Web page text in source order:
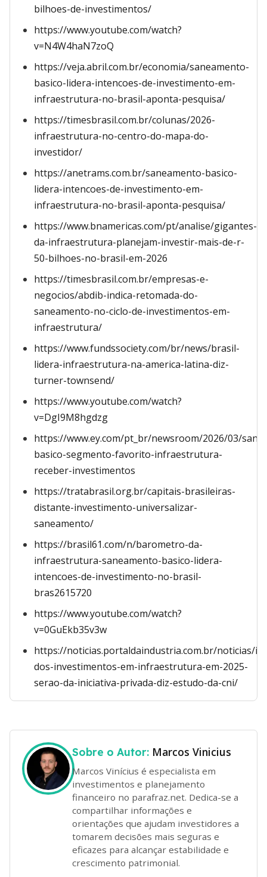
bilhoes-de-investimentos/
https://www.youtube.com/watch?
v=N4W4haN7zoQ
https://veja.abril.com.br/economia/saneamento-
basico-lidera-intencoes-de-investimento-em-
infraestrutura-no-brasil-aponta-pesquisa/
https://timesbrasil.com.br/colunas/2026-
infraestrutura-no-centro-do-mapa-do-
investidor/
https://anetrams.com.br/saneamento-basico-
lidera-intencoes-de-investimento-em-
infraestrutura-no-brasil-aponta-pesquisa/
https://www.bnamericas.com/pt/analise/gigantes-
da-infraestrutura-planejam-investir-mais-de-r-
50-bilhoes-no-brasil-em-2026
https://timesbrasil.com.br/empresas-e-
negocios/abdib-indica-retomada-do-
saneamento-no-ciclo-de-investimentos-em-
infraestrutura/
https://www.fundssociety.com/br/news/brasil-
lidera-infraestrutura-na-america-latina-diz-
turner-townsend/
https://www.youtube.com/watch?
v=DgI9M8hgdzg
https://www.ey.com/pt_br/newsroom/2026/03/
basico-segmento-favorito-infraestrutura-
receber-investimentos
https://tratabrasil.org.br/capitais-brasileiras-
distante-investimento-universalizar-
saneamento/
https://brasil61.com/n/barometro-da-
infraestrutura-saneamento-basico-lidera-
intencoes-de-investimento-no-brasil-
bras2615720
https://www.youtube.com/watch?
v=0GuEkb35v3w
https://noticias.portaldaindustria.com.br/noticias/
dos-investimentos-em-infraestrutura-em-2025-
serao-da-iniciativa-privada-diz-estudo-da-cni/
Sobre o Autor: Marcos Vinicius
Marcos Vinícius é especialista em
investimentos e planejamento
financeiro no parafraz.net. Dedica-se a
compartilhar informações e
orientações que ajudam investidores a
tomarem decisões mais seguras e
eficazes para alcançar estabilidade e
crescimento patrimonial.